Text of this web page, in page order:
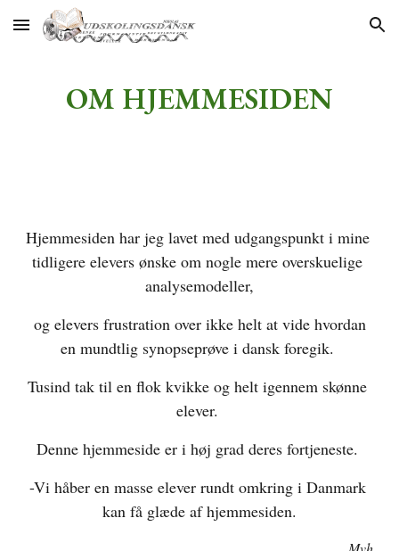
Skip to main content Skip to navigation
OM HJEMMESIDEN
Hjemmesiden har jeg lavet med udgangspunkt i mine
tidligere elevers ønske om nogle mere overskuelige
analysemodeller,
en mundtlig synopseprøve i dansk foregik.
Tusind tak til en flok kvikke og helt igennem skønne
elever.
Denne hjemmeside er i høj grad deres fortjeneste.
-Vi håber en masse elever rundt omkring i Danmark
kan få glæde af hjemmesiden.